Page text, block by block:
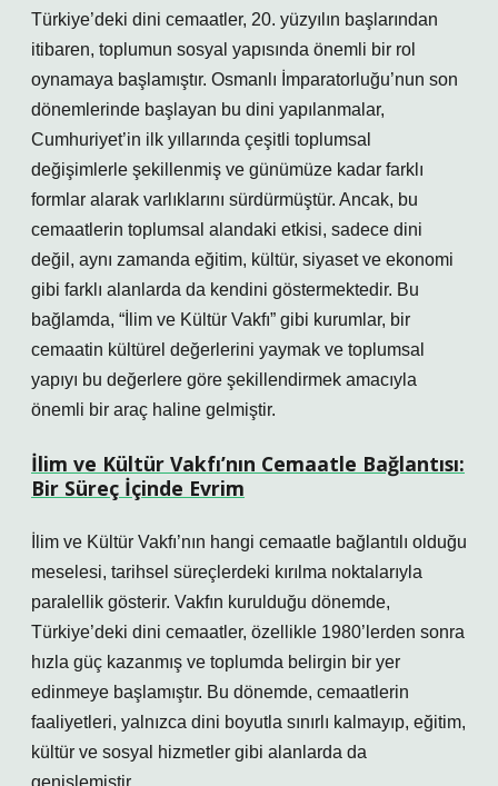
Türkiye’deki dini cemaatler, 20. yüzyılın başlarından
itibaren, toplumun sosyal yapısında önemli bir rol
oynamaya başlamıştır. Osmanlı İmparatorluğu’nun son
dönemlerinde başlayan bu dini yapılanmalar,
Cumhuriyet’in ilk yıllarında çeşitli toplumsal
değişimlerle şekillenmiş ve günümüze kadar farklı
formlar alarak varlıklarını sürdürmüştür. Ancak, bu
cemaatlerin toplumsal alandaki etkisi, sadece dini
değil, aynı zamanda eğitim, kültür, siyaset ve ekonomi
gibi farklı alanlarda da kendini göstermektedir. Bu
bağlamda, “İlim ve Kültür Vakfı” gibi kurumlar, bir
cemaatin kültürel değerlerini yaymak ve toplumsal
yapıyı bu değerlere göre şekillendirmek amacıyla
önemli bir araç haline gelmiştir.
İlim ve Kültür Vakfı’nın Cemaatle Bağlantısı:
Bir Süreç İçinde Evrim
İlim ve Kültür Vakfı’nın hangi cemaatle bağlantılı olduğu
meselesi, tarihsel süreçlerdeki kırılma noktalarıyla
paralellik gösterir. Vakfın kurulduğu dönemde,
Türkiye’deki dini cemaatler, özellikle 1980’lerden sonra
hızla güç kazanmış ve toplumda belirgin bir yer
edinmeye başlamıştır. Bu dönemde, cemaatlerin
faaliyetleri, yalnızca dini boyutla sınırlı kalmayıp, eğitim,
kültür ve sosyal hizmetler gibi alanlarda da
genişlemiştir.